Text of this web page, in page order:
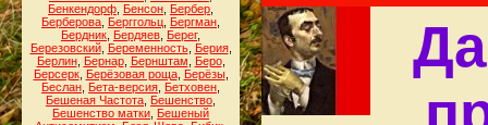
Бенкендорф Бенсон Бербер
Берберова Берггольц Бергман
Бердник Бердяев Берег,
Березовский, Беременность, Берия,
Берлин, Бернар, Бернштам Беро,
Берсерк, Берёзовая роща, Берёзы,
Беслан Бета-версия Бетховен
Бешеная Частота Бешенство
Бешенство матки Бешеный